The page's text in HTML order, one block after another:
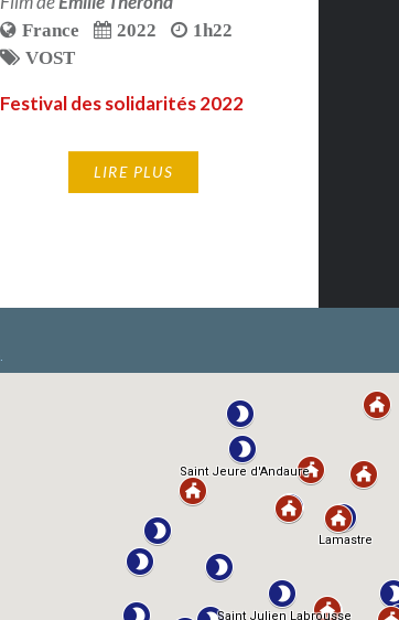
France 2022
1h22
VOST
Festival des solidarités 2022
LIRE PLUS